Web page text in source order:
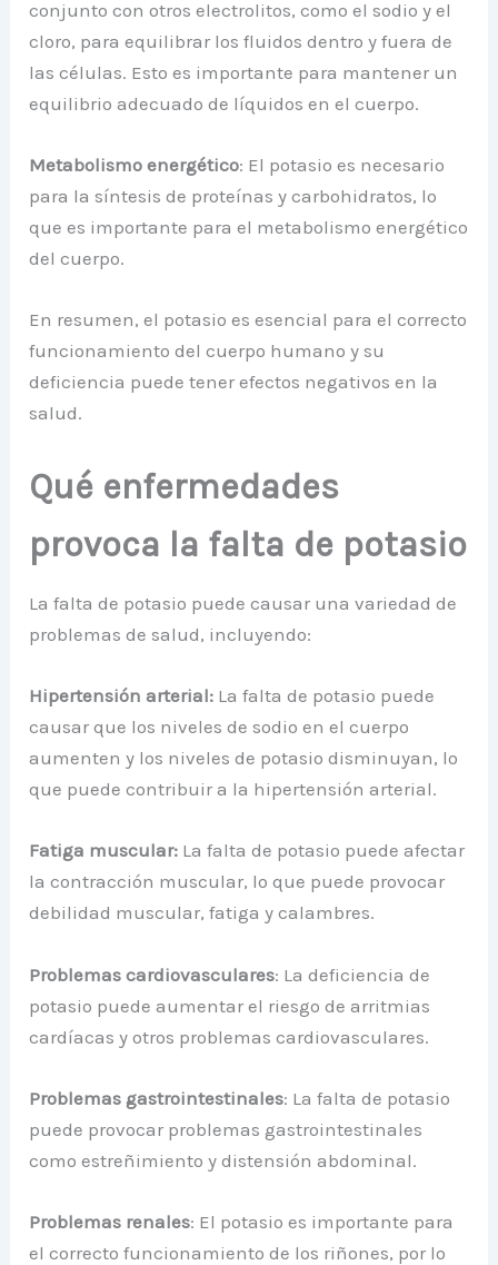
conjunto con otros electrolitos, como el sodio y el
cloro, para equilibrar los fluidos dentro y fuera de
las células. Esto es importante para mantener un
equilibrio adecuado de líquidos en el cuerpo.
Metabolismo energético: El potasio es necesario
para la síntesis de proteínas y carbohidratos, lo
que es importante para el metabolismo energético
del cuerpo.
En resumen, el potasio es esencial para el correcto
funcionamiento del cuerpo humano y su
deficiencia puede tener efectos negativos en la
salud.
Qué enfermedades
provoca la falta de potasio
La falta de potasio puede causar una variedad de
problemas de salud, incluyendo:
Hipertensión arterial: La falta de potasio puede
causar que los niveles de sodio en el cuerpo
aumenten y los niveles de potasio disminuyan, lo
que puede contribuir a la hipertensión arterial.
Fatiga muscular: La falta de potasio puede afectar
la contracción muscular, lo que puede provocar
debilidad muscular, fatiga y calambres.
Problemas cardiovasculares: La deficiencia de
potasio puede aumentar el riesgo de arritmias
cardíacas y otros problemas cardiovasculares.
Problemas gastrointestinales: La falta de potasio
puede provocar problemas gastrointestinales
como estreñimiento y distensión abdominal.
Problemas renales: El potasio es importante para
el correcto funcionamiento de los riñones, por lo